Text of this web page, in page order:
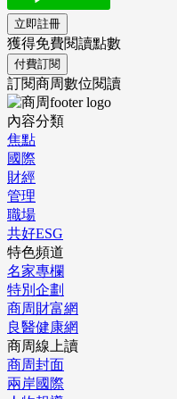
立即註冊
獲得免費閱讀點數
付費訂閱
訂閱商周數位閱讀
內容分類
焦點
國際
財經
管理
職場
共好ESG
特色頻道
名家專欄
特別企劃
商周財富網
良醫健康網
商周線上讀
商周封面
兩岸國際